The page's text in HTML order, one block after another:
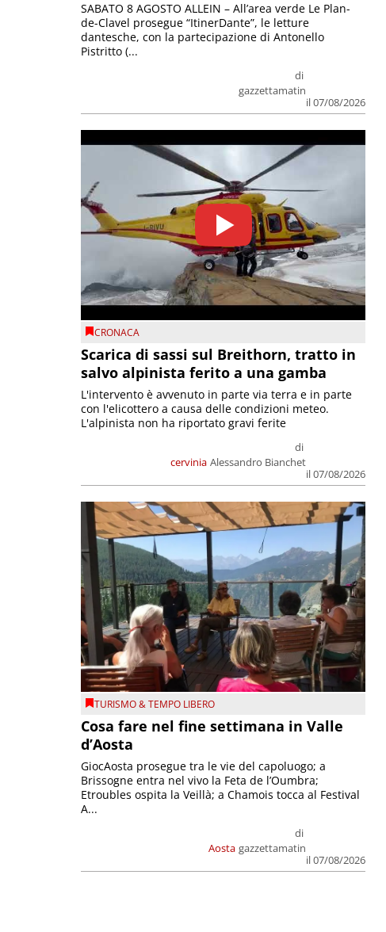
di
gazzettamatin
il 07/08/2026
SABATO 8 AGOSTO ALLEIN – All’area verde Le Plan-
de-Clavel prosegue “ItinerDante”, le letture
dantesche, con la partecipazione di Antonello
Pistritto (...
CRONACA
Scarica di sassi sul Breithorn, tratto in
salvo alpinista ferito a una gamba
cervinia
di
Alessandro Bianchet
il 07/08/2026
L'intervento è avvenuto in parte via terra e in parte
con l'elicottero a causa delle condizioni meteo.
L'alpinista non ha riportato gravi ferite
TURISMO & TEMPO LIBERO
Cosa fare nel fine settimana in Valle
d’Aosta
Aosta
di
gazzettamatin
il 07/08/2026
GiocAosta prosegue tra le vie del capoluogo; a
Brissogne entra nel vivo la Feta de l’Oumbra;
Etroubles ospita la Veillà; a Chamois tocca al Festival
A...